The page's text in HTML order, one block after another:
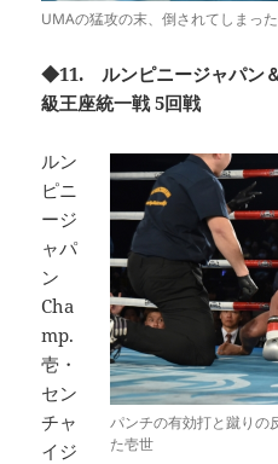
UMAの猛攻の末、倒されてしまっ
◆11. ルンピニージャパン
級王座統一戦 5回戦
パンチの有効打と蹴りの
た壱世
ルン
ピニ
ージ
ャパ
ン
Cha
mp.
壱・
セン
チャ
イジ